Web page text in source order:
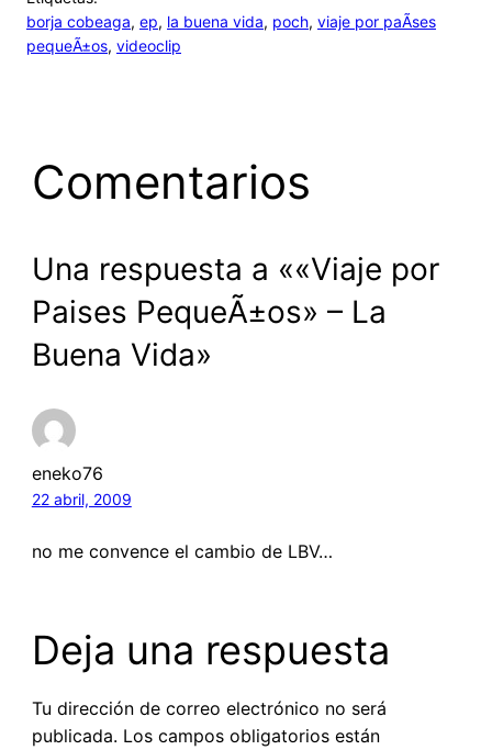
borja cobeaga, ep, la buena vida, poch, viaje por paÃ­ses
pequeÃ±os, videoclip
Comentarios
Una respuesta a ««Viaje por
Paises PequeÃ±os» – La
Buena Vida»
eneko76
22 abril, 2009
no me convence el cambio de LBV…
Deja una respuesta
Tu dirección de correo electrónico no será
publicada. Los campos obligatorios están